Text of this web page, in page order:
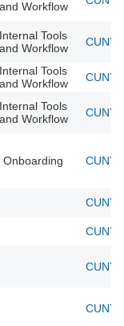
and Workflow
Internal Tools
and Workflow
CUNY
Internal Tools
and Workflow
CUNY
Internal Tools
and Workflow
CUNY
Onboarding CUNY
CUNY
CUNY
CUNY
CUNY